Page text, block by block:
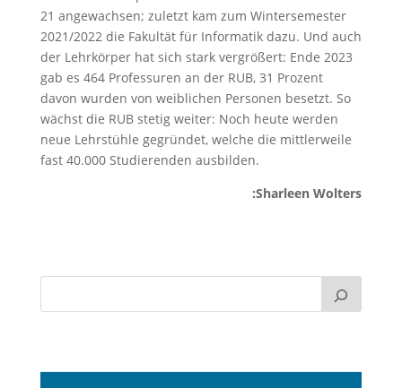
21 angewachsen; zuletzt kam zum Wintersemester
2021/2022 die Fakultät für Informatik dazu. Und auch
der Lehrkörper hat sich stark vergrößert: Ende 2023
gab es 464 Professuren an der RUB, 31 Prozent
davon wurden von weiblichen Personen besetzt. So
wächst die RUB stetig weiter: Noch heute werden
neue Lehrstühle gegründet, welche die mittlerweile
fast 40.000 Studierenden ausbilden.
:Sharleen Wolters